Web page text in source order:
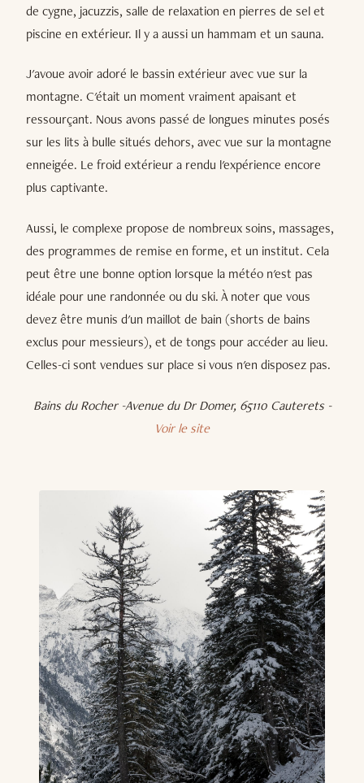
de cygne, jacuzzis, salle de relaxation en pierres de sel et
piscine en extérieur. Il y a aussi un hammam et un sauna.
J'avoue avoir adoré le bassin extérieur avec vue sur la
montagne. C'était un moment vraiment apaisant et
ressourçant. Nous avons passé de longues minutes posés
sur les lits à bulle situés dehors, avec vue sur la montagne
enneigée. Le froid extérieur a rendu l'expérience encore
plus captivante.
Aussi, le complexe propose de nombreux soins, massages,
des programmes de remise en forme, et un institut. Cela
peut être une bonne option lorsque la météo n'est pas
idéale pour une randonnée ou du ski. À noter que vous
devez être munis d'un maillot de bain (shorts de bains
exclus pour messieurs), et de tongs pour accéder au lieu.
Celles-ci sont vendues sur place si vous n'en disposez pas.
Bains du Rocher -Avenue du Dr Domer, 65110 Cauterets -
Voir le site